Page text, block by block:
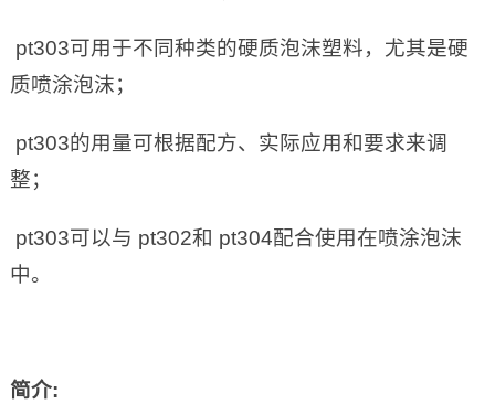
pt303可用于不同种类的硬质泡沫塑料，尤其是硬
质喷涂泡沫；
pt303的用量可根据配方、实际应用和要求来调
整；
pt303可以与 pt302和 pt304配合使用在喷涂泡沫
中。
简介: